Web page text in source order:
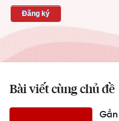
Bài viết cùng chủ đề